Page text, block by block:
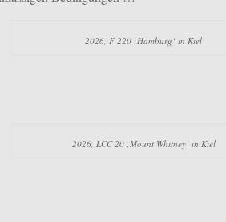
2026, F 220 ‚Hamburg‘ in Kiel
2026, LCC 20 ‚Mount Whitney‘ in Kiel